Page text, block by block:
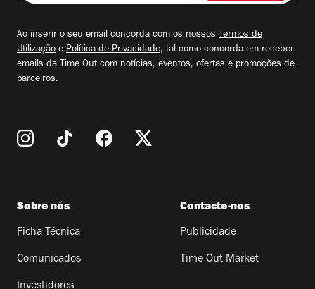
seu
Ao inserir o seu email concorda com os nossos Termos de
Utilização e Política de Privacidade, tal como concorda em receber
emails da Time Out com notícias, eventos, ofertas e promoções de
parceiros.
Sobre nós
Ficha Técnica
Comunicados
Investidores
Contacte-nos
Publicidade
Time Out Market